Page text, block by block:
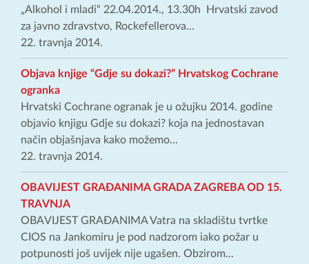
„Alkohol i mladi“ 22.04.2014., 13.30h Hrvatski zavod
za javno zdravstvo, Rockefellerova...
22. travnja 2014.
Objava knjige “Gdje su dokazi?” Hrvatskog Cochrane
ogranka
Hrvatski Cochrane ogranak je u ožujku 2014. godine
objavio knjigu Gdje su dokazi? koja na jednostavan
način objašnjava kako možemo...
22. travnja 2014.
OBAVIJEST GRAĐANIMA GRADA ZAGREBA OD 15.
TRAVNJA
OBAVIJEST GRAĐANIMA Vatra na skladištu tvrtke
CIOS na Jankomiru je pod nadzorom iako požar u
potpunosti još uvijek nije ugašen. Obzirom...